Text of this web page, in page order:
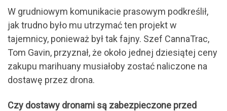
W grudniowym komunikacie prasowym podkreślił,
jak trudno było mu utrzymać ten projekt w
tajemnicy, ponieważ był tak fajny. Szef CannaTrac,
Tom Gavin, przyznał, że około jednej dziesiątej ceny
zakupu marihuany musiałoby zostać naliczone na
dostawę przez drona.
Czy dostawy dronami są zabezpieczone przed